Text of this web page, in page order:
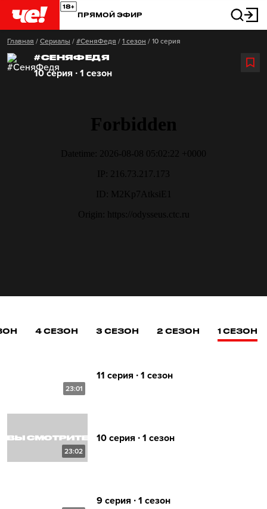
ПРЯМОЙ ЭФИР
Главная / Сериалы / #СеняФедя / 1 сезон / 10 серия
#СЕНЯФЕДЯ
10 серия ∙ 1 сезон
4 СЕЗОН 3 СЕЗОН 2 СЕЗОН 1 СЕЗОН
23:01
11 серия ∙ 1 сезон
23:02
10 серия ∙ 1 сезон
9 серия ∙ 1 сезон